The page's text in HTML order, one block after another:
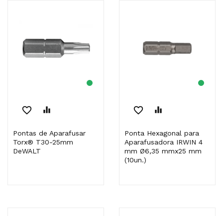
favorite_border equalizer
Pontas de Aparafusar
Torx® T30-25mm
DeWALT
favorite_border equalizer
Ponta Hexagonal para
Aparafusadora IRWIN 4
mm Ø6,35 mmx25 mm
(10un.)